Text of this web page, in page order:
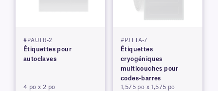
#PAUTR-2
Étiquettes pour
autoclaves
4 po x 2 po
#PJTTA-7
Étiquettes
cryogéniques
multicouches pour
codes-barres
1,575 po x 1,575 po